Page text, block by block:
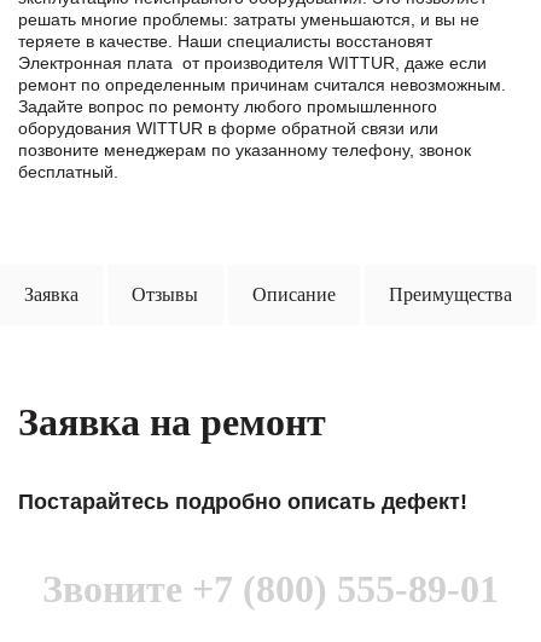
решать многие проблемы: затраты уменьшаются, и вы не
теряете в качестве. Наши специалисты восстановят
Электронная плата от производителя WITTUR, даже если
ремонт по определенным причинам считался невозможным.
Задайте вопрос по ремонту любого промышленного
оборудования WITTUR в формe обратной связи или
позвоните менеджерам по указанному телефону, звонок
бесплатный.
Заявка Отзывы Описание Преимущества
Заявка на ремонт
Постарайтесь подробно описать дефект!
Звоните +7 (800) 555-89-01